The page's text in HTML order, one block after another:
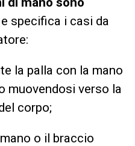
e specifica i casi da
la palla con la mano
muovendosi verso la
corpo;
o il braccio